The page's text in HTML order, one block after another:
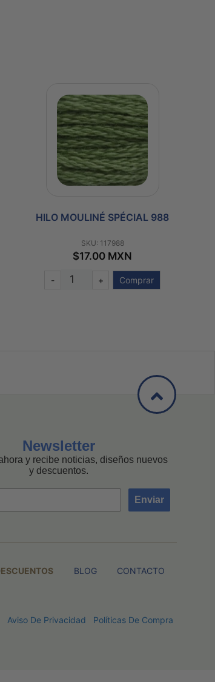
HILO MOULINÉ SPÉCIAL 988
SKU: 117988
$17.00 MXN
- + Comprar
Newsletter
y recibe noticias, diseños nuevos
y descuentos.
Enviar
BLOG CONTACTO
Aviso De Privacidad Políticas De Compra